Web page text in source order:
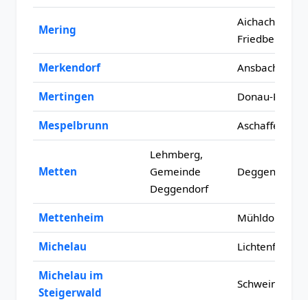
Mering
Aichach-
Friedberg
Merkendorf Ansbach
Mertingen Donau-Ries
Mespelbrunn Aschaffenburg
Metten
Lehmberg,
Gemeinde
Deggendorf
Deggendorf
Mettenheim Mühldorf am
Michelau Lichtenfels
Michelau im
Steigerwald
Schweinfurt